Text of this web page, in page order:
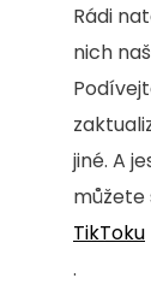
Rádi
nich
jiné. A
můžete
TikToku
.